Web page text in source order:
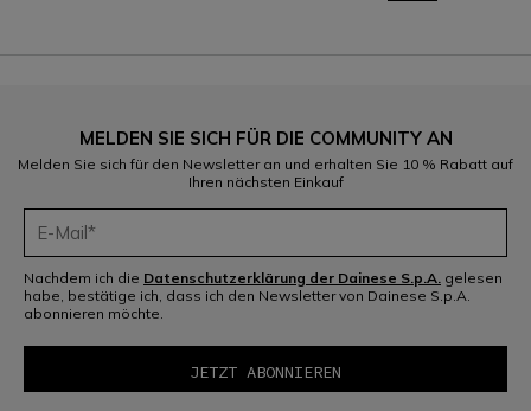
MELDEN SIE SICH FÜR DIE COMMUNITY AN
Melden Sie sich für den Newsletter an und erhalten Sie 10 % Rabatt auf
Ihren nächsten Einkauf
Nachdem ich die Datenschutzerklärung der Dainese S.p.A. gelesen
habe, bestätige ich, dass ich den Newsletter von Dainese S.p.A.
abonnieren möchte.